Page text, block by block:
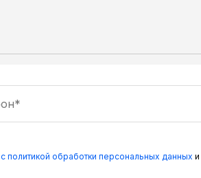
с политикой обработки персональных данных и